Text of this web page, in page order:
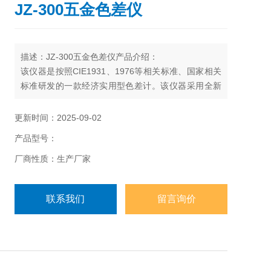
JZ-300五金色差仪
描述：JZ-300五金色差仪产品介绍：
该仪器是按照CIE1931、1976等相关标准、国家相关
标准研发的一款经济实用型色差计。该仪器采用全新
点。
染等行业。可进行色差对比分析及色彩品质控制。
更新时间：2025-09-02
产品型号：
厂商性质：生产厂家
联系我们 留言询价